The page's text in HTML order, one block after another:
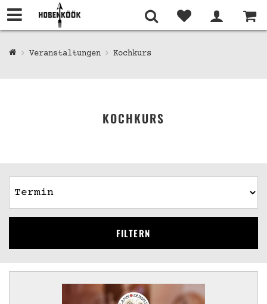
Veranstaltungen Kochkurs
KOCHKURS
FILTERN